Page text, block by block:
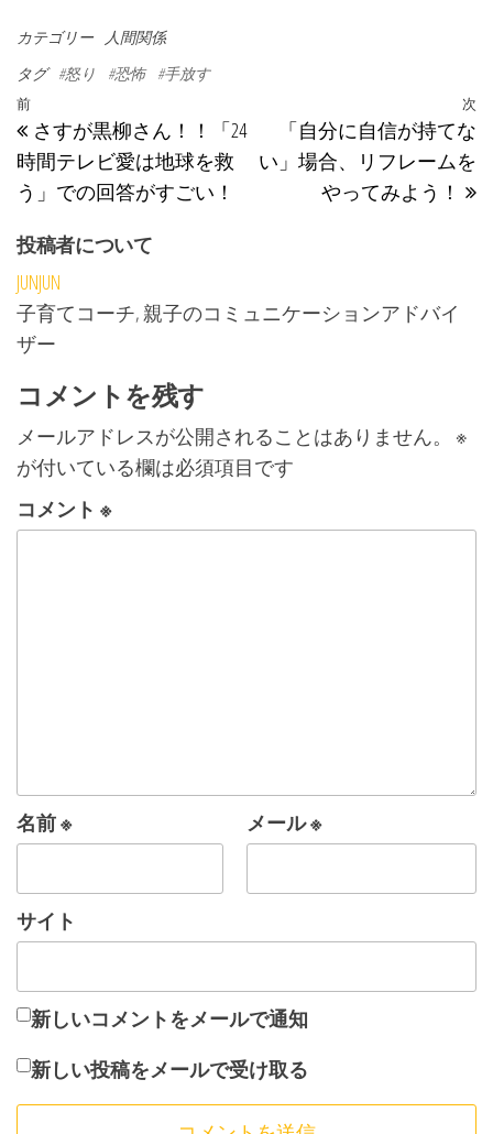
カテゴリー
人間関係
タグ #怒り #恐怖 #手放す
投稿ナビゲーション
過去の投稿
前
さすが黒柳さん！！「24
時間テレビ愛は地球を救
う」での回答がすごい！
次
「自分に自信が持てな
い」場合、リフレームを
やってみよう！
投稿者について
JUNJUN
子育てコーチ, 親子のコミュニケーションアドバイ
ザー
コメントを残す
メールアドレスが公開されることはありません。
※
が付いている欄は必須項目です
コメント ※
名前※ メール※
サイト
新しいコメントをメールで通知
新しい投稿をメールで受け取る